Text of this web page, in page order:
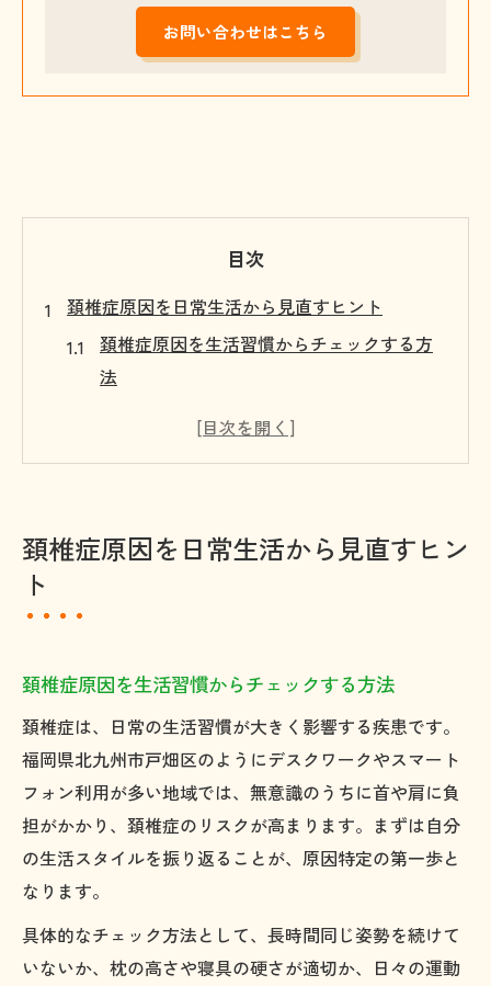
お問い合わせはこちら
目次
頚椎症原因を日常生活から見直すヒント
頚椎症原因を生活習慣からチェックする方
法
姿勢のクセが頚椎症原因となる理由とは
戸畑区で気をつけたい頚椎症の予防策
戸畑区で実践できる頚椎症の予防ポイント
戸畑 整体や整骨院を活用した頚椎症予防
頚椎症を防ぐための通いやすい予防習慣
デスクワークが招く頚椎症リスクと対策
頚椎症リスクを減らすデスクワーク改善法
頚椎症予防に効く座り方と姿勢のポイント
デスクワーク中の頚椎症対策ストレッチ法
頚椎症原因を日常生活から見直すヒン
ト
頚椎症原因を生活習慣からチェックする方法
頚椎症は、日常の生活習慣が大きく影響する疾患です。
福岡県北九州市戸畑区のようにデスクワークやスマート
フォン利用が多い地域では、無意識のうちに首や肩に負
担がかかり、頚椎症のリスクが高まります。まずは自分
の生活スタイルを振り返ることが、原因特定の第一歩と
なります。
具体的なチェック方法として、長時間同じ姿勢を続けて
いないか、枕の高さや寝具の硬さが適切か、日々の運動